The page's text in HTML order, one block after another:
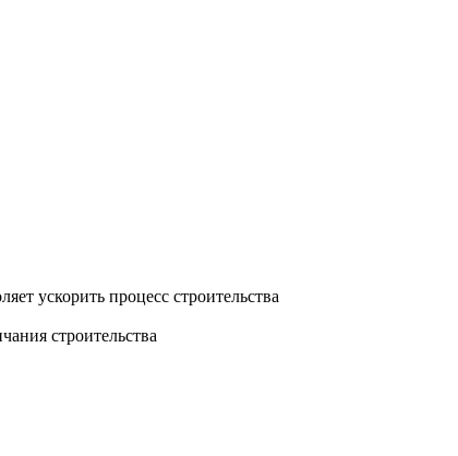
ускорить процесс строительства
строительства